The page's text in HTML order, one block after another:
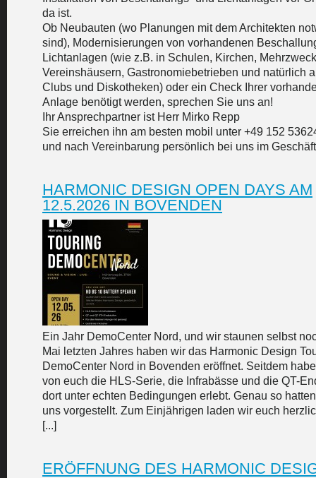
da ist.
Ob Neubauten (wo Planungen mit dem Architekten
sind), Modernisierungen von vorhandenen
Lichtanlagen (wie z.B. in Schulen, Kirchen,
Vereinshäusern, Gastronomiebetrieben und natürlich
Clubs und Diskotheken) oder ein Check Ihrer
Anlage benötigt werden, sprechen Sie uns an!
Ihr Ansprechpartner ist Herr Mirko Repp
Sie erreichen ihn am besten mobil unter +49 152
und nach Vereinbarung persönlich bei uns im
HARMONIC DESIGN OPEN DAYS AM
12.5.2026 IN BOVENDEN
Ein Jahr DemoCenter Nord, und wir staunen selbst
Mai letzten Jahres haben wir das Harmonic Design
DemoCenter Nord in Bovenden eröffnet. Seitdem
von euch die HLS-Serie, die Infrabässe und die QT-
dort unter echten Bedingungen erlebt. Genau so
uns vorgestellt. Zum Einjährigen laden wir euch
[...]
ERÖFFNUNG DES HARMONIC